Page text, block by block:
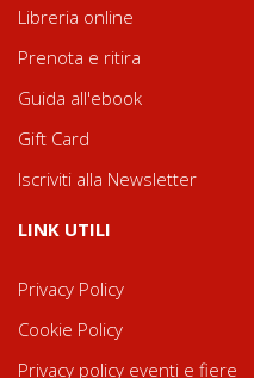
Libreria online
Prenota e ritira
Guida all'ebook
Gift Card
Iscriviti alla Newsletter
LINK UTILI
Privacy Policy
Cookie Policy
Privacy policy eventi e fiere